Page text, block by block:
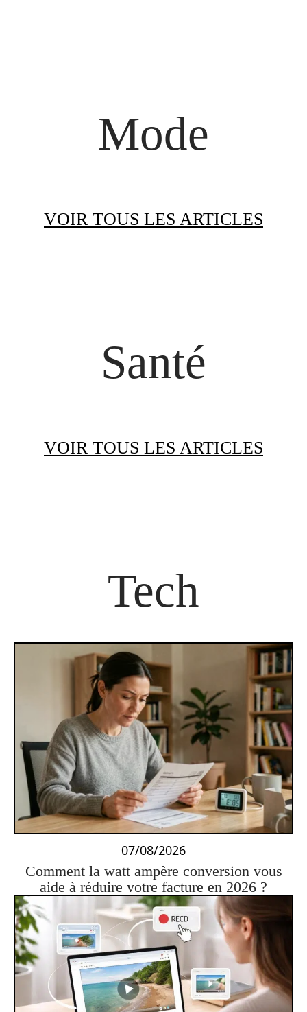
Mode
VOIR TOUS LES ARTICLES
Santé
VOIR TOUS LES ARTICLES
Tech
07/08/2026
Comment la watt ampère conversion vous
aide à réduire votre facture en 2026 ?